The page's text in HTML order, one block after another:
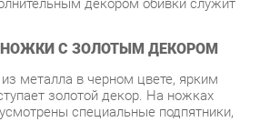
металла в черном цвете, ярким
золотой декор. На ножках
специальные подпятники,
скольжение и повреждение